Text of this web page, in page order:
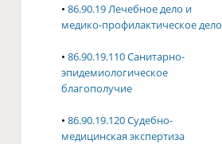
• 86.90.19 Лечебное дело и
медико-профилактическое дело
• 86.90.19.110 Санитарно-
эпидемиологическое
благополучие
• 86.90.19.120 Судебно-
медицинская экспертиза